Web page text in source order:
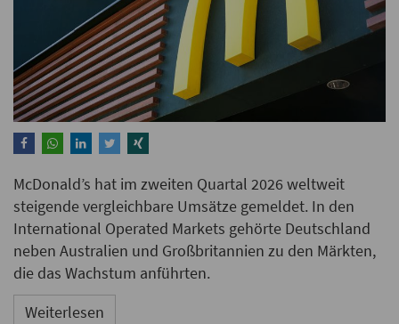
McDonald’s hat im zweiten Quartal 2026 weltweit
steigende vergleichbare Umsätze gemeldet. In den
International Operated Markets gehörte Deutschland
neben Australien und Großbritannien zu den Märkten,
die das Wachstum anführten.
Weiterlesen